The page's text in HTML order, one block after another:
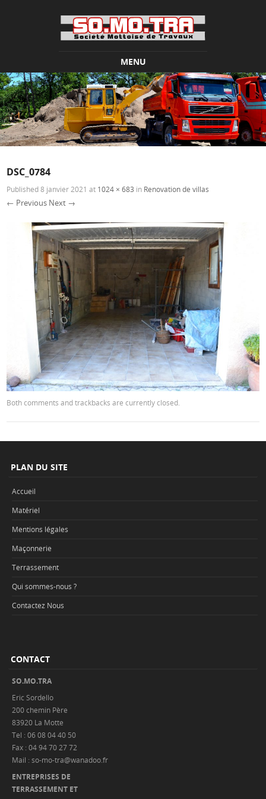
MENU
Skip to content
DSC_0784
Published8 janvier 2021 at 1024 × 683 in Renovation de villas
← Previous Next →
Both comments and trackbacks are currently closed.
PLAN DU SITE
Accueil
Matériel
Mentions légales
Maçonnerie
Terrassement
Qui sommes-nous ?
Contactez Nous
CONTACT
SO.MO.TRA
Eric Sordello
200 chemin Père
83920 La Motte
Tel : 06 08 04 40 50
Fax : 04 94 70 27 72
Mail : so-mo-tra@wanadoo.fr
ENTREPRISES DE
TERRASSEMENT ET